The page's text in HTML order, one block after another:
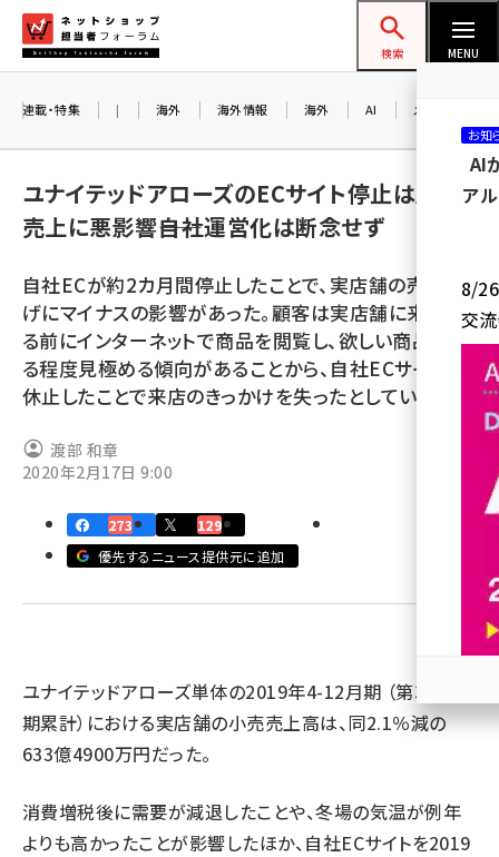
ン
ネットショップ担当者フォーラム
検索 MENU
yahoo (1901)
楽天 (1871)
ecbeing (1207)
base (1075)
revico (739)
連載・特集 | 海外 海外情報 海外 AI メタバース
ユナイテッドアローズのECサイト停止は店舗
売上に悪影響――自社運営化は断念せず
自社ECが約2カ月間停止したことで、実店舗の売り上
げにマイナスの影響があった。顧客は実店舗に来店す
る前にインターネットで商品を閲覧し、欲しい商品をあ
る程度見極める傾向があることから、自社ECサイトが
休止したことで来店のきっかけを失ったとしている。
渡部 和章
2020年2月17日 9:00
273
129
優先するニュース提供元に追加
ユナイテッドアローズ単体の2019年4-12月期 （第3四半
期累計）における実店舗の小売売上高は、同2.1％減の
633億4900万円だった。
消費増税後に需要が減退したことや、冬場の気温が例年
よりも高かったことが影響したほか、自社ECサイトを2019
お知
AI
ア
8/26
交
参